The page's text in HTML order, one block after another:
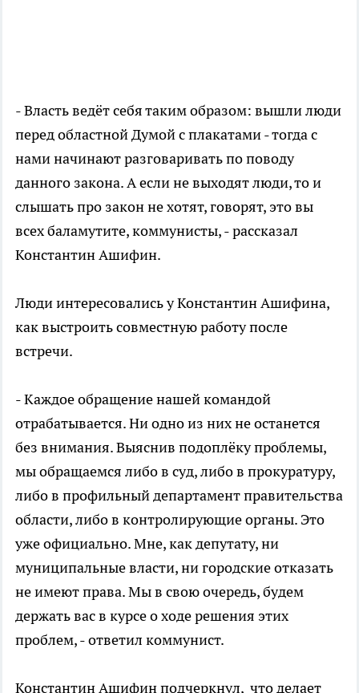
- Власть ведёт себя таким образом: вышли люди
перед областной Думой с плакатами - тогда с
нами начинают разговаривать по поводу
данного закона. А если не выходят люди, то и
слышать про закон не хотят, говорят, это вы
всех баламутите, коммунисты, - рассказал
Константин Ашифин.
Люди интересовались у Константин Ашифина,
как выстроить совместную работу после
встречи.
- Каждое обращение нашей командой
отрабатывается. Ни одно из них не останется
без внимания. Выяснив подоплёку проблемы,
мы обращаемся либо в суд, либо в прокуратуру,
либо в профильный департамент правительства
области, либо в контролирующие органы. Это
уже официально. Мне, как депутату, ни
муниципальные власти, ни городские отказать
не имеют права. Мы в свою очередь, будем
держать вас в курсе о ходе решения этих
проблем, - ответил коммунист.
Константин Ашифин подчеркнул, что делает